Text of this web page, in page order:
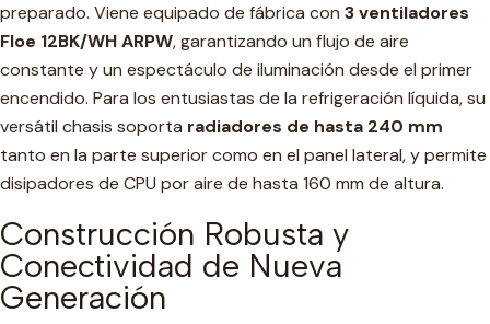
preparado. Viene equipado de fábrica con 3 ventiladores
Floe 12BK/WH ARPW, garantizando un flujo de aire
constante y un espectáculo de iluminación desde el primer
encendido. Para los entusiastas de la refrigeración líquida, su
versátil chasis soporta radiadores de hasta 240 mm
tanto en la parte superior como en el panel lateral, y permite
disipadores de CPU por aire de hasta 160 mm de altura.
Construcción Robusta y
Conectividad de Nueva
Generación